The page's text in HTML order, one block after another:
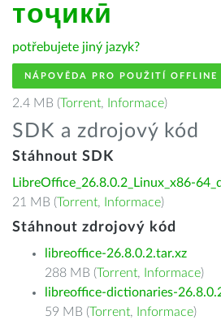
тоҷикӣ
potřebujete jiný jazyk?
NÁPOVĚDA PRO POUŽITÍ OFFLINE
2.4 MB (Torrent, Informace)
SDK a zdrojový kód
Stáhnout SDK
LibreOffice_26.8.0.2_Linux_x86-
21 MB (Torrent, Informace)
Stáhnout zdrojový kód
libreoffice-26.8.0.2.tar.xz
288 MB (Torrent, Informace)
libreoffice-dictionaries-
59 MB (Torrent, Informace)